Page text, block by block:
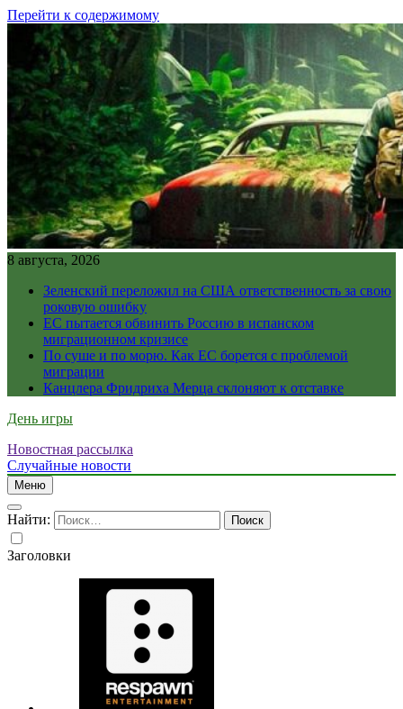
Перейти к содержимому
8 августа, 2026
Зеленский переложил на США ответственность за свою
роковую ошибку
ЕС пытается обвинить Россию в испанском
миграционном кризисе
По суше и по морю. Как ЕС борется с проблемой
миграции
Канцлера Фридриха Мерца склоняют к отставке
День игры
Новостная рассылка
Случайные новости
Меню
Найти:
Заголовки